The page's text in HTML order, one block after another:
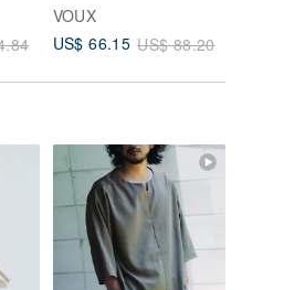
VOUX
US$ 66.15 US$ 88.20